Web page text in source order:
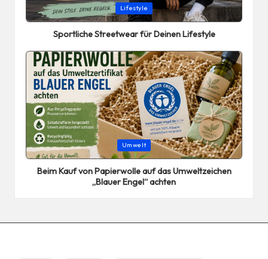
Posted
in
Lifestyle
Sportliche Streetwear für Deinen Lifestyle
Posted
in
Umwelt
Beim Kauf von Papierwolle auf das Umweltzeichen
„Blauer Engel“ achten